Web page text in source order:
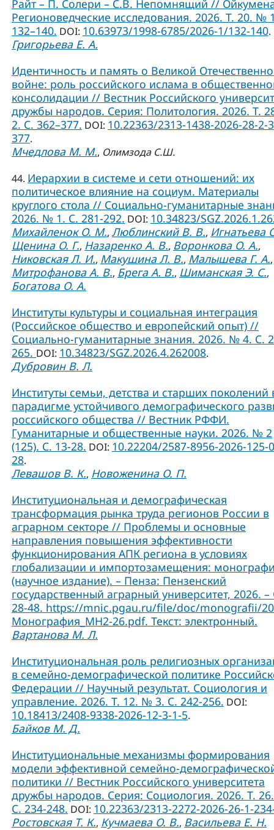
Райт – П. Солери – С.В. Непомнящий //
Регионоведческие исследования. 2026. Т. 20. №
132–140. DOI: 10.63973/1998-6785/2026-1/132-140.
Григорьева Е. А.
Идентичность и память о Великой
войне: роль российского ислама в
консолидации // Вестник Российского
дружбы народов. Серия: Политология. 2026. Т.
2. С. 362–377. DOI: 10.22363/2313-1438-2026-28-2-
377.
Мчедлова М. М., Олимзода С.Ш.
44. Иерархии в системе и сети отношений: их
политическое влияние на социум. Материалы
круглого стола // Социально-гуманитарные
2026. № 1. С. 281-292. DOI: 10.34823/
Михайленок О. М., Люблинский В. В., Игнатьева
Щенина О. Г., Назаренко А. В., Воронкова О. А.,
Никовская Л. И., Макушина Л. В., Малышева Г. А.,
Митрофанова А. В., Брега А. В., Шиманская Э. С.,
Богатова О. А.
Институты культуры и социальная интеграция
(Российское общество и европейский опыт) //
Социально-гуманитарные знания. 2026. № 4. С.
265. DOI: 10.34823/SGZ.2026.4.262008.
Дубровин В. Л.
Институты семьи, детства и старших поколений
парадигме устойчивого демографического
российского общества // Вестник РФФИ.
Гуманитарные и общественные науки. 2026. № 2
(125). С. 13-28. DOI: 10.22204/2587-8956-2026-125-
28.
Левашов В. К., Новоженина О. П.
Институциональная и демографическая
трансформация рынка труда регионов России в
аграрном секторе // Проблемы и основные
направления повышения эффективности
функционирования АПК региона в условиях
глобализации и импортозамещения:
(научное издание). – Пенза: Пензенский
государственный аграрный университет, 2026. –
28-48. https://mnic.pgau.ru/file/doc/monografii/
Монография_МН2-26.pdf. Текст: электронный.
Вартанова М. Л.
Институциональная роль религиозных
в семейно-демографической политике
Федерации // Научный результат. Социология и
управление. 2026. Т. 12. № 3. С. 242-256. DOI:
10.18413/2408-9338-2026-12-3-1-5.
Байков М. Д.
Институциональные механизмы формирования
модели эффективной семейно-
политики // Вестник Российского университета
дружбы народов. Серия: Социология. 2026. Т.
C. 234-248. DOI: 10.22363/2313-2272-2026-26-1-
Ростовская Т. К., Кучмаева О. В., Васильева Е. Н.